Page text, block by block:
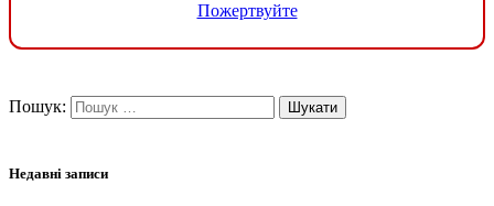
Пожертвуйте
Пошук:
Недавні записи